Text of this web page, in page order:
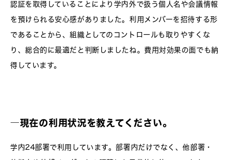
認証を取得していることにより学内外で扱う個人名や会議情報
を預けられる安心感がありました。利用メンバーを招待する形
であることから、組織としてのコントロールも取りやすくな
り、総合的に最適だと判断しましたね。費用対効果の面でも納
得しています。
―現在の利用状況を教えてください。
学内24部署で利用しています。部署内だけでなく、他部署・